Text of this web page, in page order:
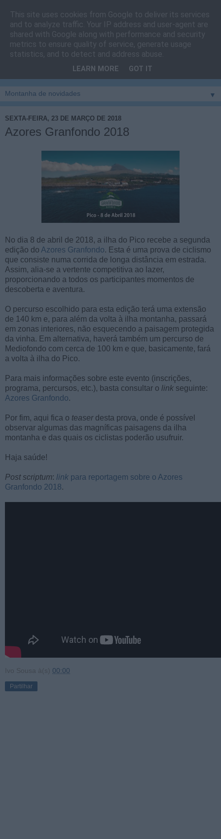
Cais do Pico
Blog sobre um pouco de tudo relacionado com a ilha
vila e ao concelho de São Roque do Pico
▼
SEXTA-FEIRA, 23 DE MARÇO DE 2018
Azores Granfondo 2018
No dia 8 de abril de 2018, a ilha do Pico recebe a segunda
edição do Azores Granfondo. Esta é uma prova de ciclismo
que consiste numa corrida de longa distância em estrada.
Assim, alia-se a vertente competitiva ao lazer,
proporcionando a todos os participantes momentos de
descoberta e aventura.
O percurso escolhido para esta edição terá uma extensão
de 140 km e, para além da volta à ilha montanha, passará
em zonas interiores, não esquecendo a paisagem protegida
da vinha. Em alternativa, haverá também um percurso de
Mediofondo com cerca de 100 km e que, basicamente, fará
a volta à ilha do Pico.
Para mais informações sobre este evento (inscrições,
programa, percursos, etc.), basta consultar o link seguinte:
Azores Granfondo.
Por fim, aqui fica o teaser desta prova, onde é possível
observar algumas das magníficas paisagens da ilha
montanha e das quais os ciclistas poderão usufruir.
Haja saúde!
Post scriptum: link para reportagem sobre o Azores
Granfondo 2018.
Ivo Sousa à(s) 00:00
Partilhar
This site uses cookies from Google to deliver its services
and to analyze traffic. Your IP address and user-agent are
shared with Google along with performance and security
metrics to ensure quality of service, generate usage
statistics, and to detect and address abuse.
LEARN MORE GOT IT